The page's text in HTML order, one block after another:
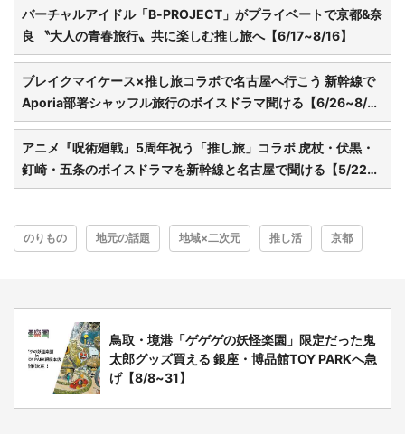
バーチャルアイドル「B-PROJECT」がプライベートで京都&奈
良 〝大人の青春旅行〟共に楽しむ推し旅へ【6/17~8/16】
ブレイクマイケース×推し旅コラボで名古屋へ行こう 新幹線で
Aporia部署シャッフル旅行のボイスドラマ聞ける【6/26~8/3
1】
アニメ『呪術廻戦』5周年祝う「推し旅」コラボ 虎杖・伏黒・
釘崎・五条のボイスドラマを新幹線と名古屋で聞ける【5/22~
8/3】
のりもの 地元の話題 地域×二次元 推し活 京都
鳥取・境港「ゲゲゲの妖怪楽園」限定だった鬼
太郎グッズ買える 銀座・博品館TOY PARKへ急
げ【8/8~31】